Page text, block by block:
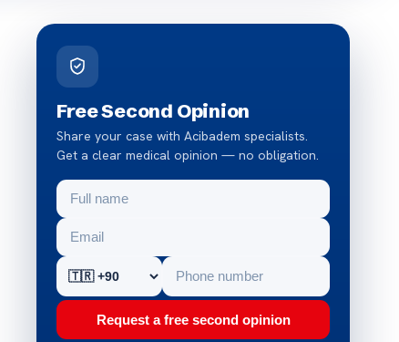
Free Second Opinion
Share your case with Acibadem specialists.
Get a clear medical opinion — no obligation.
Request a free second opinion